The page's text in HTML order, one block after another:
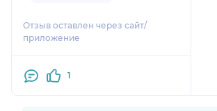
Отзыв оставлен через сайт/
приложение
1